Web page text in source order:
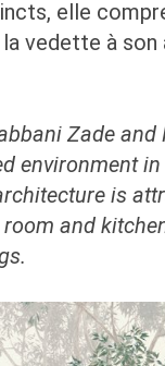
elle
vedette à
Zade
environment
is
and